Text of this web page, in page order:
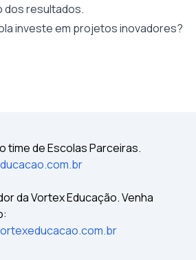
dos resultados.
investe em projetos inovadores?
time de Escolas Parceiras.
da Vortex Educação. Venha